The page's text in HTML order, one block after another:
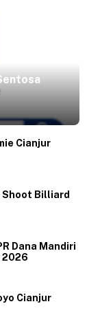
Cianjur
Shoot Billiard
Dana Mandiri
2026
Cianjur